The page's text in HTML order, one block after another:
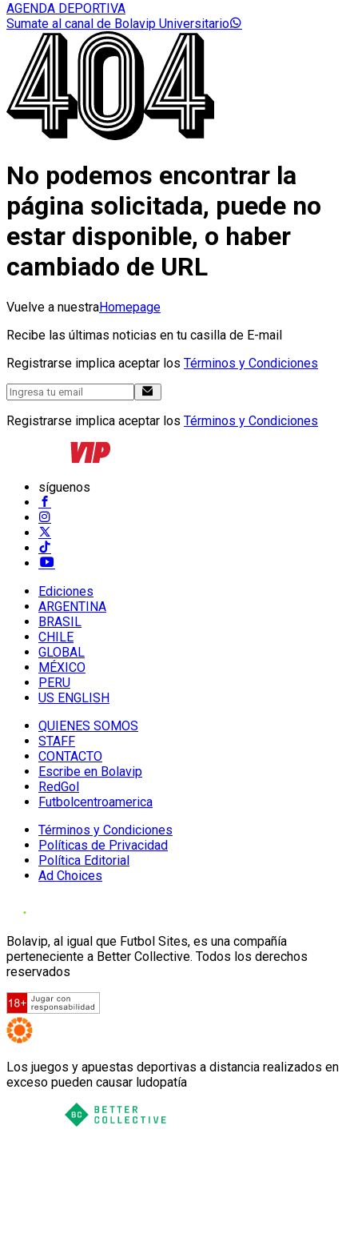
AGENDA DEPORTIVA
Sumate al canal de Bolavip Universitario
No podemos encontrar la
página solicitada, puede no
estar disponible, o haber
cambiado de URL
Vuelve a nuestraHomepage
Recibe las últimas noticias en tu casilla de E-mail
Registrarse implica aceptar los Términos y Condiciones
Registrarse implica aceptar los Términos y Condiciones
síguenos
Ediciones
ARGENTINA
BRASIL
CHILE
GLOBAL
MÉXICO
PERU
US ENGLISH
QUIENES SOMOS
STAFF
CONTACTO
Escribe en Bolavip
RedGol
Futbolcentroamerica
Términos y Condiciones
Políticas de Privacidad
Política Editorial
Ad Choices
Bolavip, al igual que Futbol Sites, es una compañía
perteneciente a Better Collective. Todos los derechos
reservados
Los juegos y apuestas deportivas a distancia realizados en
exceso pueden causar ludopatía